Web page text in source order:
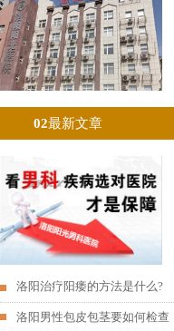
02最新文章
洛阳治疗阳痿的方法是什么?
洛阳男性包皮包茎要如何检查